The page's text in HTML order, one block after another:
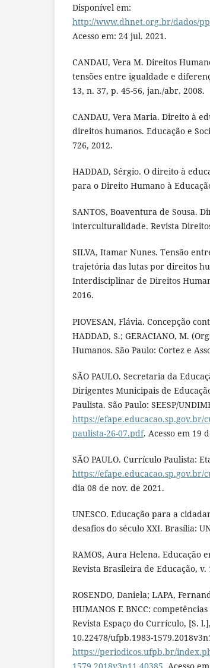
Disponível em:
http://www.dhnet.org.br/dados/
Acesso em: 24 jul. 2021.
CANDAU, Vera M. Direitos
tensões entre igualdade e
13, n. 37, p. 45-56, jan./abr. 2008.
CANDAU, Vera Maria. Direito à
direitos humanos. Educação e
726, 2012.
HADDAD, Sérgio. O direito à
para o Direito Humano à
SANTOS, Boaventura de Sousa.
interculturalidade. Revista
SILVA, Itamar Nunes. Tensão
trajetória das lutas por direitos
Interdisciplinar de Direitos
2016.
PIOVESAN, Flávia. Concepção
HADDAD, S.; GERACIANO, M.
Humanos. São Paulo: Cortez e
SÃO PAULO. Secretaria da
Dirigentes Municipais de
Paulista. São Paulo: SEESP/
https://
paulista-26-07.pdf. Acesso em 19
SÃO PAULO. Currículo Paulista:
https://
dia 08 de nov. de 2021.
UNESCO. Educação para a
desafios do século XXI. Brasília:
RAMOS, Aura Helena. Educação
Revista Brasileira de Educação,
ROSENDO, Daniela; LAPA,
HUMANOS E BNCC:
Revista Espaço do Currículo, [S.
10.22478/ufpb.1983-
https://periodicos.ufpb.br/
1579.2018v3n11.40385 . Acesso